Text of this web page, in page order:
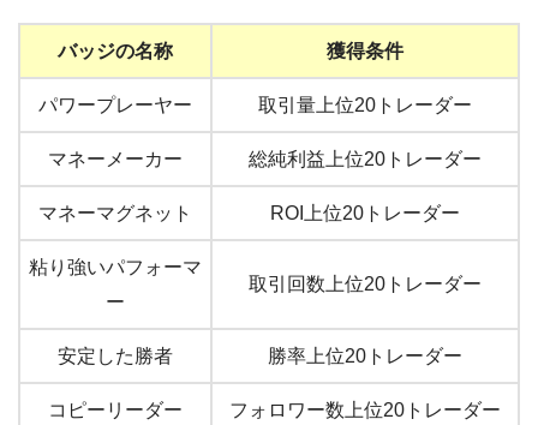
バッジの名称 獲得条件
パワープレーヤー 取引量上位20トレーダー
マネーメーカー 総純利益上位20トレーダー
マネーマグネット ROI上位20トレーダー
粘り強いパフォーマ
ー
取引回数上位20トレーダー
安定した勝者 勝率上位20トレーダー
コピーリーダー フォロワー数上位20トレーダー